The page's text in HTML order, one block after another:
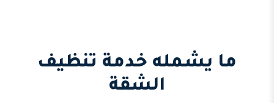
ما يشمله خدمة تنظيف
الشقة